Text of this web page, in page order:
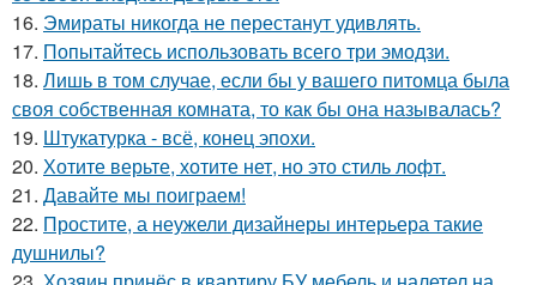
16. Эмираты никогда не перестанут удивлять.
17. Попытайтесь использовать всего три эмодзи.
18. Лишь в том случае, если бы у вашего питомца была
своя собственная комната, то как бы она называлась?
19. Штукатурка - всё, конец эпохи.
20. Хотите верьте, хотите нет, но это стиль лофт.
21. Давайте мы поиграем!
22. Простите, а неужели дизайнеры интерьера такие
душнилы?